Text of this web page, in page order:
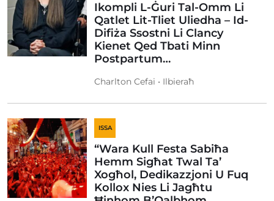
Ikompli L-Ġuri Tal-Omm Li
Qatlet Lit-Tliet Uliedha – Id-
Difiża Ssostni Li Clancy
Kienet Qed Tbati Minn
Postpartum…
Charlton Cefai • Ilbieraħ
ISSA
“Wara Kull Festa Sabiħa
Hemm Sigħat Twal Ta’
Xogħol, Dedikazzjoni U Fuq
Kollox Nies Li Jagħtu